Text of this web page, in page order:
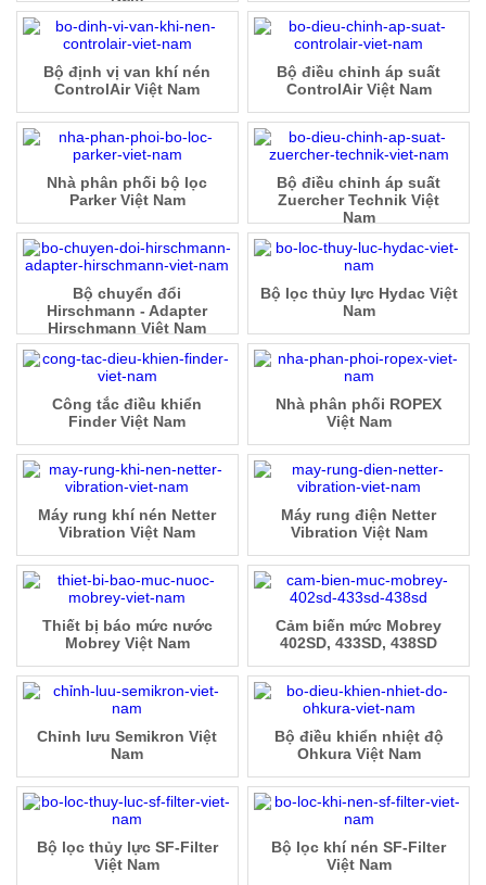
Bộ điều chỉnh áp suất
ControlAir Việt Nam
Bộ định vị van khí nén
ControlAir Việt Nam
Bộ điều chỉnh áp suất
Zuercher Technik Việt
Nam
Nhà phân phối bộ lọc
Parker Việt Nam
Bộ lọc thủy lực Hydac Việt
Nam
Bộ chuyển đổi
Hirschmann - Adapter
Hirschmann Việt Nam
Nhà phân phối ROPEX
Việt Nam
Công tắc điều khiển
Finder Việt Nam
Máy rung điện Netter
Vibration Việt Nam
Máy rung khí nén Netter
Vibration Việt Nam
Cảm biến mức Mobrey
402SD, 433SD, 438SD
Thiết bị báo mức nước
Mobrey Việt Nam
Bộ điều khiển nhiệt độ
Ohkura Việt Nam
Chỉnh lưu Semikron Việt
Nam
Bộ lọc khí nén SF-Filter
Việt Nam
Bộ lọc thủy lực SF-Filter
Việt Nam